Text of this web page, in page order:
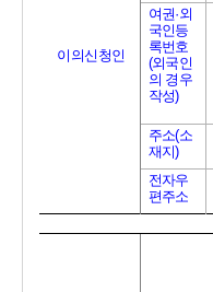
이의신청인
여권·외
국인등
록번호
(외국인
의 경우
작성)
주소(소
재지)
전자우
편주소